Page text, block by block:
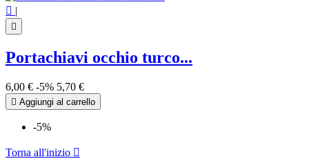
 |

Portachiavi occhio turco...
6,00 € -5% 5,70 €
 Aggiungi al carrello
-5%
Torna all'inizio 